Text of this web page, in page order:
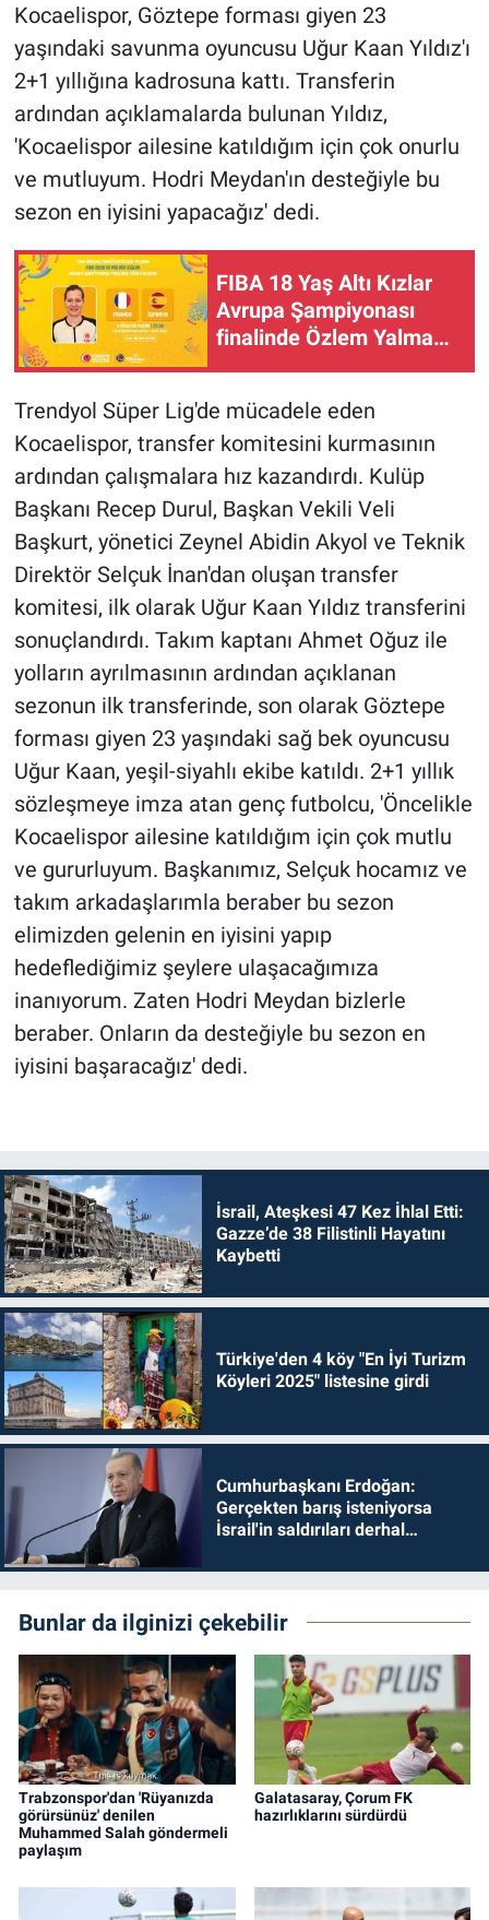
Kocaelispor, Göztepe forması giyen 23
yaşındaki savunma oyuncusu Uğur Kaan Yıldız'ı
2+1 yıllığına kadrosuna kattı. Transferin
ardından açıklamalarda bulunan Yıldız,
'Kocaelispor ailesine katıldığım için çok onurlu
ve mutluyum. Hodri Meydan'ın desteğiyle bu
sezon en iyisini yapacağız' dedi.
FIBA 18 Yaş Altı Kızlar
Avrupa Şampiyonası
finalinde Özlem Yalman
Trendyol Süper Lig'de mücadele eden
Kocaelispor, transfer komitesini kurmasının
ardından çalışmalara hız kazandırdı. Kulüp
Başkanı Recep Durul, Başkan Vekili Veli
Başkurt, yönetici Zeynel Abidin Akyol ve Teknik
Direktör Selçuk İnan'dan oluşan transfer
komitesi, ilk olarak Uğur Kaan Yıldız transferini
sonuçlandırdı. Takım kaptanı Ahmet Oğuz ile
yolların ayrılmasının ardından açıklanan
sezonun ilk transferinde, son olarak Göztepe
forması giyen 23 yaşındaki sağ bek oyuncusu
Uğur Kaan, yeşil-siyahlı ekibe katıldı. 2+1 yıllık
sözleşmeye imza atan genç futbolcu, 'Öncelikle
Kocaelispor ailesine katıldığım için çok mutlu
ve gururluyum. Başkanımız, Selçuk hocamız ve
takım arkadaşlarımla beraber bu sezon
elimizden gelenin en iyisini yapıp
hedeflediğimiz şeylere ulaşacağımıza
inanıyorum. Zaten Hodri Meydan bizlerle
beraber. Onların da desteğiyle bu sezon en
iyisini başaracağız' dedi.
İsrail, Ateşkesi 47 Kez İhlal Etti:
Gazze’de 38 Filistinli Hayatını
Kaybetti
Türkiye'den 4 köy "En İyi Turizm
Köyleri 2025" listesine girdi
Cumhurbaşkanı Erdoğan:
Gerçekten barış isteniyorsa
İsrail'in saldırıları derhal
Bunlar da ilginizi çekebilir
Trabzonspor'dan 'Rüyanızda
görürsünüz' denilen
Muhammed Salah göndermeli
paylaşım
Galatasaray, Çorum FK
hazırlıklarını sürdürdü